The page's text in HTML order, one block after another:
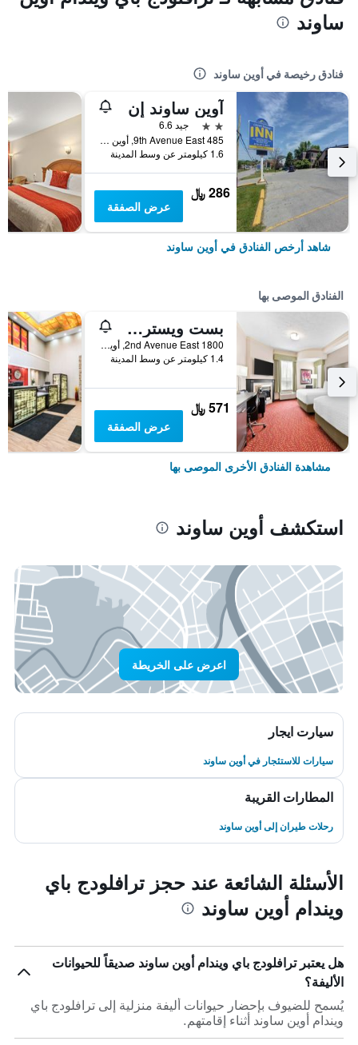
ساوند
فنادق رخيصة في أوين ساوند
آوين ساوند إن
2 نجمتين
جيد 6.6
485 9th Avenue East, أوين ساوند, ON, كندا
1.6 كيلومتر عن وسط المدينة
286 ﷼
عرض الصفقة
شاهد أرخص الفنادق في أوين ساوند
الفنادق الموصى بها
بست ويسترن إن أون ذا باي
1800 2nd Avenue East, أوين ساوند, ON, كندا
1.4 كيلومتر عن وسط المدينة
571 ﷼
عرض الصفقة
مشاهدة الفنادق الأخرى الموصى بها
استكشف أوين ساوند
اعرض على الخريطة
سيارت ايجار
سيارات للاستئجار في أوين ساوند
المطارات القريبة
رحلات طيران إلى أوين ساوند
الأسئلة الشائعة عند حجز ترافلودج باي
ويندام أوين ساوند
هل يعتبر ترافلودج باي ويندام أوين ساوند صديقاً للحيوانات
الأليفة؟
يُسمح للضيوف بإحضار حيوانات أليفة منزلية إلى ترافلودج باي
ويندام أوين ساوند أثناء إقامتهم.